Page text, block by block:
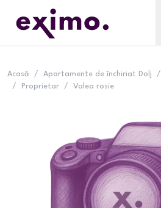
Acasă / Apartamente de închiriat Dolj /
/
Proprietar / Valea rosie